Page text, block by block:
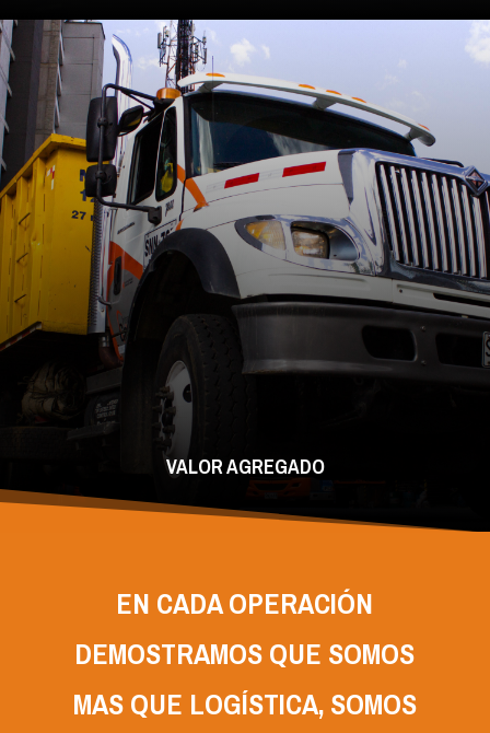
VALOR AGREGADO
EN CADA OPERACIÓN
DEMOSTRAMOS QUE SOMOS
MAS QUE LOGÍSTICA, SOMOS